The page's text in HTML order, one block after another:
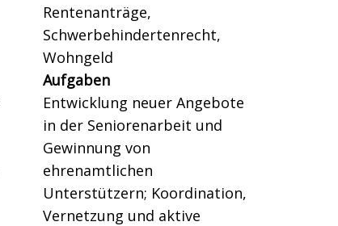
Rentenanträge,
Schwerbehindertenrecht,
Wohngeld
Aufgaben
Entwicklung neuer Angebote
in der Seniorenarbeit und
Gewinnung von
ehrenamtlichen
Unterstützern; Koordination,
Vernetzung und aktive